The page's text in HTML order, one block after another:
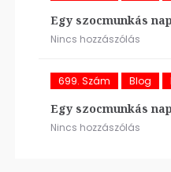
Egy szocmunkás
Nincs hozzászólás
699. Szám Blog
Egy szocmunkás
Nincs hozzászólás